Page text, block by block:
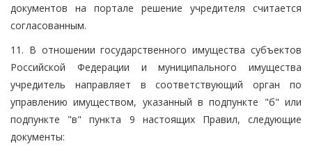
документов на портале решение учредителя считается
согласованным.
11. В отношении государственного имущества субъектов
Российской Федерации и муниципального имущества
учредитель направляет в соответствующий орган по
управлению имуществом, указанный в подпункте "б" или
подпункте "в" пункта 9 настоящих Правил, следующие
документы: